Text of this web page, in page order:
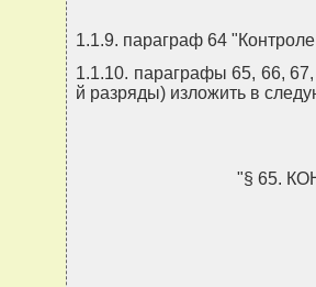
1.1.9. параграф 64
1.1.10. параграфы 65, 66,
й разряды) изложить в
"§ 65.